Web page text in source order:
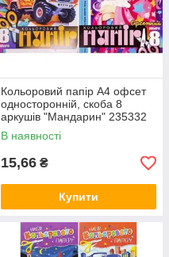
Кольоровий папір А4 офсет
односторонній, скоба 8
аркушів "Мандарин" 235332
MZOPT
В наявності
15,66 ₴
Купити